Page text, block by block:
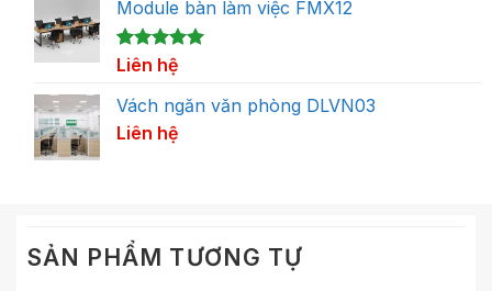
Module bàn làm việc FMX12
5.00trên 5
dựa trên
1
đánh giá
Liên hệ
Vách ngăn văn phòng DLVN03
Liên hệ
SẢN PHẨM TƯƠNG TỰ